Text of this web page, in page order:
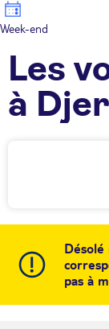
Week-end
Les
à
Désolé
pas à